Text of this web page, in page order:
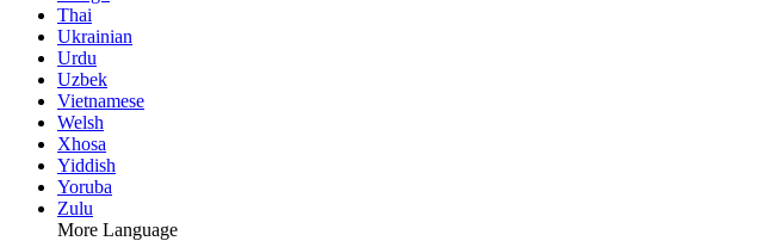
Thai
Ukrainian
Urdu
Uzbek
Vietnamese
Welsh
Xhosa
Yiddish
Yoruba
Zulu
More Language